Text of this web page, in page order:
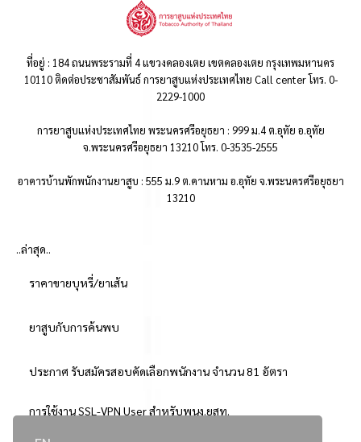
ที่อยู่ : 184 ถนนพระรามที่ 4 แขวงคลองเตย เขตคลองเตย กรุงเทพมหานคร
10110 ติดต่อประชาสัมพันธ์ การยาสูบแห่งประเทศไทย Call center โทร. 0-
2229-1000
การยาสูบแห่งประเทศไทย พระนครศรีอยุธยา : 999 ม.4 ต.อุทัย อ.อุทัย
จ.พระนครศรีอยุธยา 13210 โทร. 0-3535-2555
อาคารบ้านพักพนักงานยาสูบ : 555 ม.9 ต.คานหาม อ.อุทัย จ.พระนครศรีอยุธยา
13210
..ล่าสุด..
ราคาขายบุหรี่/ยาเส้น
ยาสูบกับการค้นพบ
ประกาศ รับสมัครสอบคัดเลือกพนักงาน จำนวน 81 อัตรา
การใช้งาน SSL-VPN User สำหรับพนง.ยสท.